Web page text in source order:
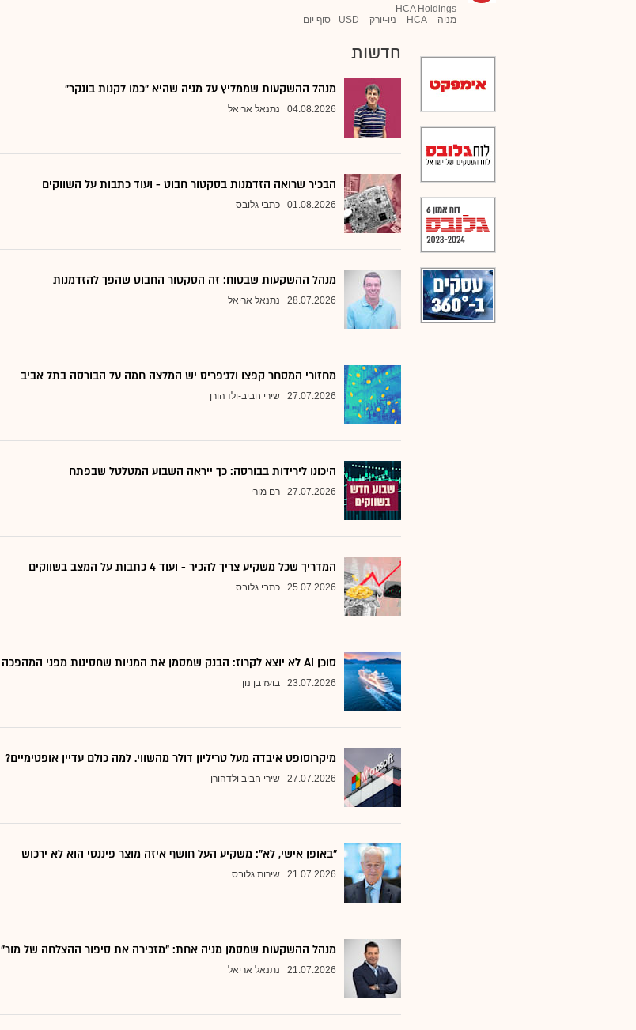
HCA Holdings
מניה
HCA ניו-יורק USD סוף יום
חדשות
מנהל ההשקעות שממליץ על מניה שהיא "כמו לקנות בונקר"
04.08.2026 נתנאל אריאל
הבכיר שרואה הזדמנות בסקטור חבוט - ועוד כתבות על השווקים
01.08.2026 כתבי גלובס
מנהל ההשקעות שבטוח: זה הסקטור החבוט שהפך להזדמנות
28.07.2026 נתנאל אריאל
מחזורי המסחר קפצו ולג'פריס יש המלצה חמה על הבורסה בתל אביב
27.07.2026 שירי חביב-ולדהורן
היכונו לירידות בבורסה: כך ייראה השבוע המטלטל שבפתח
27.07.2026 רם מורי
המדריך שכל משקיע צריך להכיר - ועוד 4 כתבות על המצב בשווקים
25.07.2026 כתבי גלובס
סוכן AI לא יוצא לקרוז: הבנק שמסמן את המניות שחסינות מפני המהפכה
23.07.2026 בועז בן נון
מיקרוסופט איבדה מעל טריליון דולר מהשווי. למה כולם עדיין אופטימיים?
27.07.2026 שירי חביב ולדהורן
"באופן אישי, לא": משקיע העל חושף איזה מוצר פיננסי הוא לא ירכוש
21.07.2026 שירות גלובס
מנהל ההשקעות שמסמן מניה אחת: "מזכירה את סיפור ההצלחה של מור"
21.07.2026 נתנאל אריאל